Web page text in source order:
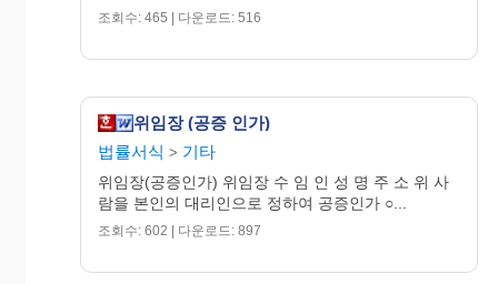
▣ 위임장 기재요령
① 부동산의 표시란
② 등기원인과 그 연월일
③ 등기의 목적란
④ 공란에 기재할 사항
① ~ ④란 기재사항은 등기신청서 기재요령 중
해당란에 관한 설명에 따라 기재하면 됩니다.
조회수: 465 | 다운로드: 516
위임장 (공증 인가)
법률서식 > 기타
위임장(공증인가) 위임장 수 임 인 성 명 주 소 위 사
람을 본인의 대리인으로 정하여 공증인가 ○...
조회수: 602 | 다운로드: 897